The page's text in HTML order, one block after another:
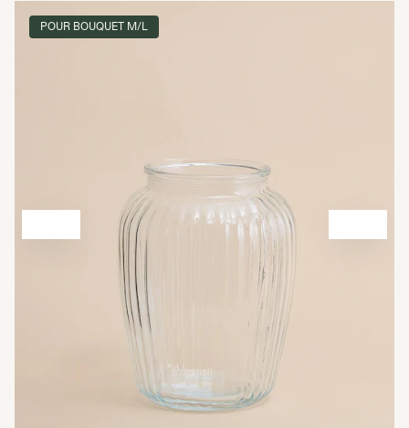
POUR BOUQUET M/L